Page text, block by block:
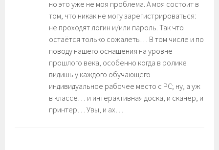
но это уже не моя проблема. А моя состоит в
том, что никак не могу зарегистрироваться:
не проходят логин и/или пароль. Так что
остаётся только сожалеть… В том числе и по
поводу нашего оснащения на уровне
прошлого века, особенно когда в ролике
видишь у каждого обучающего
индивидуальное рабочее место с РС; ну, а уж
в классе… и интерактивная доска, и сканер, и
принтер… Увы, и ах…